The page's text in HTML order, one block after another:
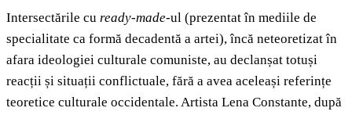
Intersectările cu ready-made-ul (prezentat în mediile de
specialitate ca formă decadentă a artei), încă neteoretizat în
afara ideologiei culturale comuniste, au declanșat totuși
reacții și situații conflictuale, fără a avea aceleași referințe
teoretice culturale occidentale. Artista Lena Constante, după